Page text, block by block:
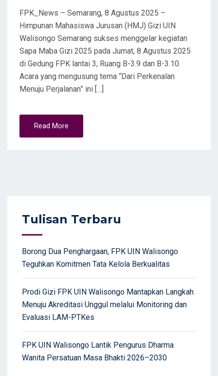
FPK_News – Semarang, 8 Agustus 2025 –
Himpunan Mahasiswa Jurusan (HMJ) Gizi UIN
Walisongo Semarang sukses menggelar kegiatan
Sapa Maba Gizi 2025 pada Jumat, 8 Agustus 2025
di Gedung FPK lantai 3, Ruang B-3.9 dan B-3.10.
Acara yang mengusung tema “Dari Perkenalan
Menuju Perjalanan” ini […]
Read More
Tulisan Terbaru
Borong Dua Penghargaan, FPK UIN Walisongo
Teguhkan Komitmen Tata Kelola Berkualitas
Prodi Gizi FPK UIN Walisongo Mantapkan Langkah
Menuju Akreditasi Unggul melalui Monitoring dan
Evaluasi LAM-PTKes
FPK UIN Walisongo Lantik Pengurus Dharma
Wanita Persatuan Masa Bhakti 2026–2030